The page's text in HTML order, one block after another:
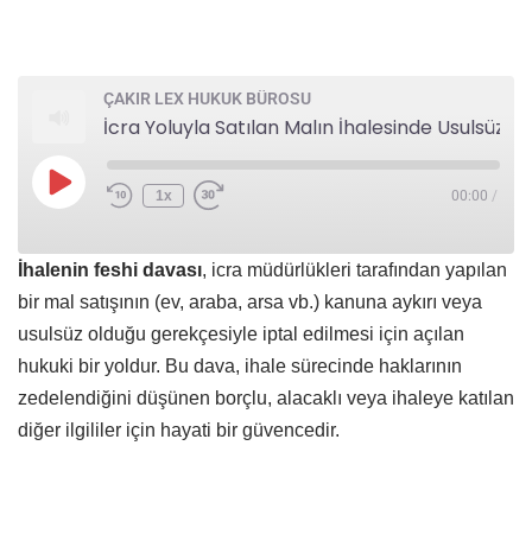
ÇAKIR LEX HUKUK BÜROSU
1x 00:00 /
İhalenin feshi davası, icra müdürlükleri tarafından yapılan
bir mal satışının (ev, araba, arsa vb.) kanuna aykırı veya
usulsüz olduğu gerekçesiyle iptal edilmesi için açılan
hukuki bir yoldur. Bu dava, ihale sürecinde haklarının
zedelendiğini düşünen borçlu, alacaklı veya ihaleye katılan
diğer ilgililer için hayati bir güvencedir.